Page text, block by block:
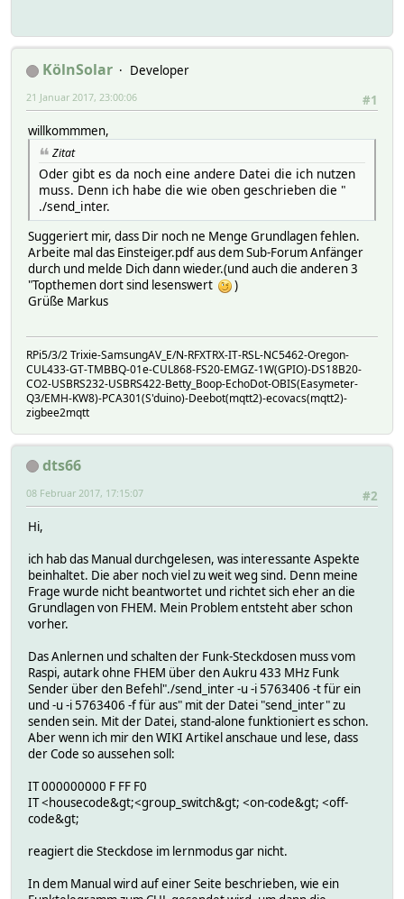
KölnSolar
Developer
#1
21 Januar 2017, 23:00:06
willkommmen,
Zitat
Oder gibt es da noch eine andere Datei die ich nutzen
muss. Denn ich habe die wie oben geschrieben die "
./send_inter.
Suggeriert mir, dass Dir noch ne Menge Grundlagen fehlen.
Arbeite mal das Einsteiger.pdf aus dem Sub-Forum Anfänger
durch und melde Dich dann wieder.(und auch die anderen 3
"Topthemen dort sind lesenswert
)
Grüße Markus
RPi5/3/2 Trixie-SamsungAV_E/N-RFXTRX-IT-RSL-NC5462-Oregon-
CUL433-GT-TMBBQ-01e-CUL868-FS20-EMGZ-1W(GPIO)-DS18B20-
CO2-USBRS232-USBRS422-Betty_Boop-EchoDot-OBIS(Easymeter-
Q3/EMH-KW8)-PCA301(S'duino)-Deebot(mqtt2)-ecovacs(mqtt2)-
zigbee2mqtt
dts66
#2
08 Februar 2017, 17:15:07
Hi,
ich hab das Manual durchgelesen, was interessante Aspekte
beinhaltet. Die aber noch viel zu weit weg sind. Denn meine
Frage wurde nicht beantwortet und richtet sich eher an die
Grundlagen von FHEM. Mein Problem entsteht aber schon
vorher.
Das Anlernen und schalten der Funk-Steckdosen muss vom
Raspi, autark ohne FHEM über den Aukru 433 MHz Funk
Sender über den Befehl"./send_inter -u -i 5763406 -t für ein
und -u -i 5763406 -f für aus" mit der Datei "send_inter" zu
senden sein. Mit der Datei, stand-alone funktioniert es schon.
Aber wenn ich mir den WIKI Artikel anschaue und lese, dass
der Code so aussehen soll:
IT 000000000 F FF F0
IT <housecode&gt;<group_switch&gt; <on-code&gt; <off-
code&gt;
reagiert die Steckdose im lernmodus gar nicht.
In dem Manual wird auf einer Seite beschrieben, wie ein